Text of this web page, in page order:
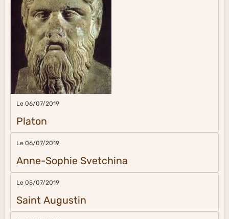
Le 06/07/2019
Platon
Le 06/07/2019
Anne-Sophie Svetchina
Le 05/07/2019
Saint Augustin